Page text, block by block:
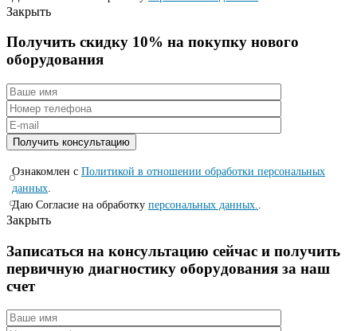
Закрыть
Получить скидку 10% на покупку нового
оборудования
Ознакомлен с Политикой в отношении обработки персональных
данных
Даю Согласие на обработку персональных данных.
Закрыть
Записаться на консyльтацию сейчас и полyчить
первичную диагностикy оборyдования за наш
счет